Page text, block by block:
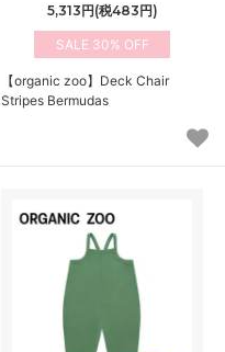
5,313円(税483円)
30%
【organic zoo】Deck Chair
Stripes Bermudas